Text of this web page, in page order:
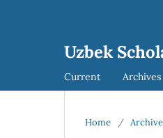
Uzbek
Current Archives
Home /